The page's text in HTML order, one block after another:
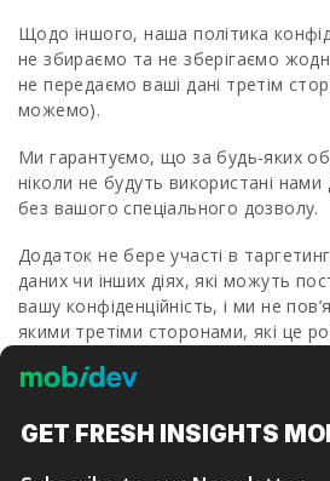
Щодо іншого, наша політика
не збираємо та не зберігаємо
не передаємо ваші дані третім
можемо).
Ми гарантуємо, що за будь-яких
ніколи не будуть використані нами
без вашого спеціального дозволу.
Додаток не бере участі в
даних чи інших діях, які можуть
вашу конфіденційність, і ми не
якими третіми сторонами, які це
GET FRESH
INSIGHTS